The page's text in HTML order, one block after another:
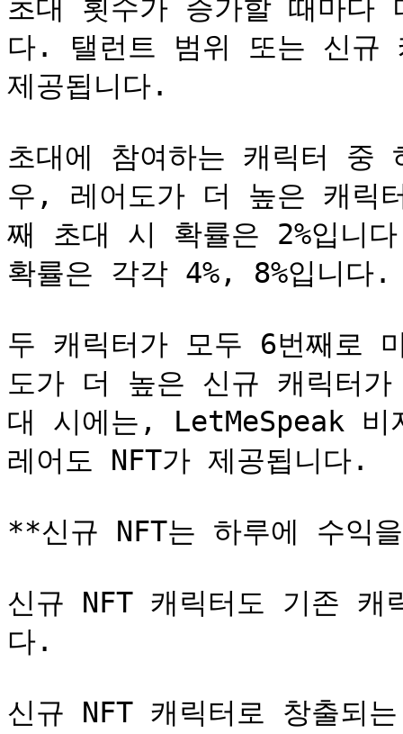
초대 횟수가 증가할 때마다
다. 탤런트 범위 또는 신규
제공됩니다.
초대에 참여하는 캐릭터 중
우, 레어도가 더 높은 캐릭
째 초대 시 확률은 2%입니
확률은 각각 4%, 8%입니다.
두 캐릭터가 모두 6번째로
도가 더 높은 신규 캐릭터
대 시에는, LetMeSpeak 비
레어도 NFT가 제공됩니다.
**신규 NFT는 하루에 수익
신규 NFT 캐릭터도 기존 캐
다.
신규 NFT 캐릭터로 창출되